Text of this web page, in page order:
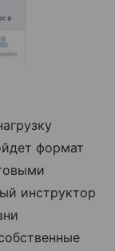
формат
инструктор